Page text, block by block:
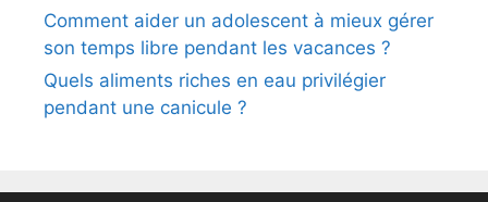
Comment aider un adolescent à mieux gérer
son temps libre pendant les vacances ?
Quels aliments riches en eau privilégier
pendant une canicule ?